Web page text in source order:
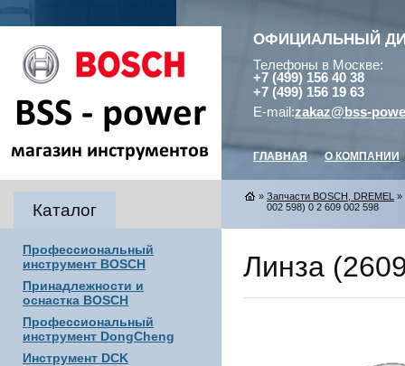
ОФИЦИАЛЬНЫЙ
Телефоны в Москве:
+7 (499) 156 40 38
+7 (499) 156 19 63
E-mail:zakaz@bss-
ГЛАВНАЯ О КОМПАНИИ
Каталог
Профессиональный
инструмент BOSCH
Принадлежности и
оснастка BOSCH
Профессиональный
инструмент DongCheng
Инструмент DCK
» Запчасти BOSCH, DREMEL »
002 598) 0 2 609 002 598
Линза